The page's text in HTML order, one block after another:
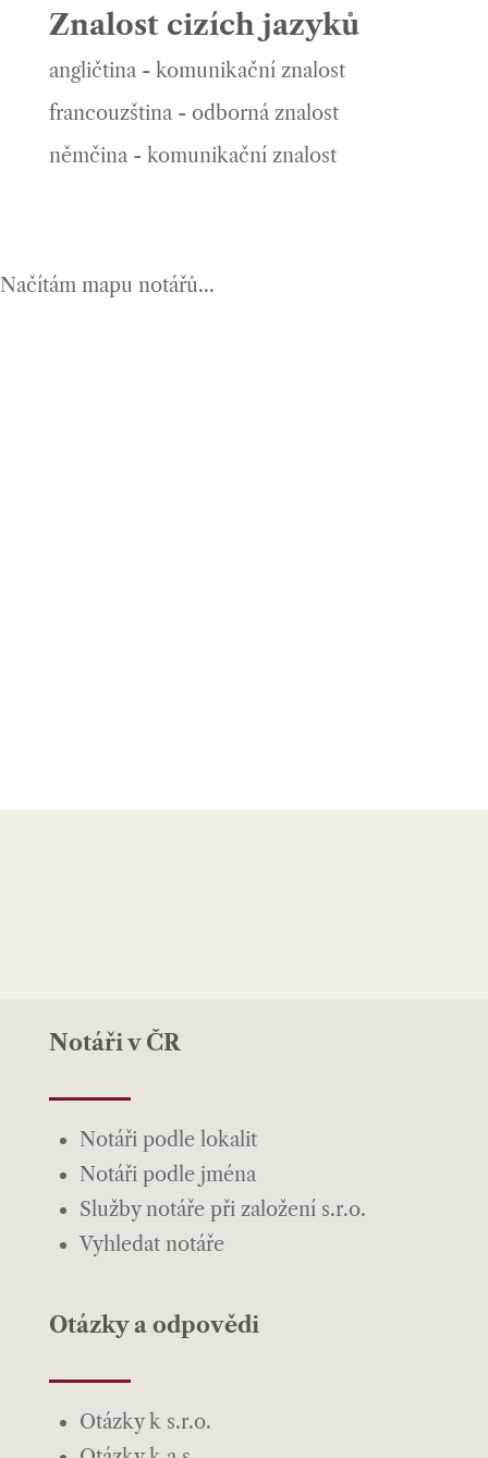
Znalost cizích jazyků
angličtina - komunikační znalost
francouzština - odborná znalost
němčina - komunikační znalost
Načítám mapu notářů...
Notáři v ČR
Notáři podle lokalit
Notáři podle jména
Služby notáře při založení s.r.o.
Vyhledat notáře
Otázky a odpovědi
Otázky k s.r.o.